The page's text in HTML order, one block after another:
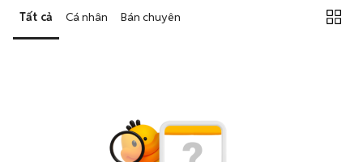
Tất cả Cá nhân Bán chuyên